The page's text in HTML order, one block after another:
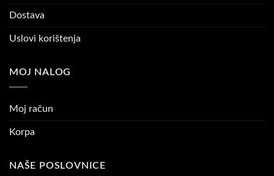
Dostava
Uslovi korištenja
MOJ NALOG
Moj račun
Korpa
NAŠE POSLOVNICE